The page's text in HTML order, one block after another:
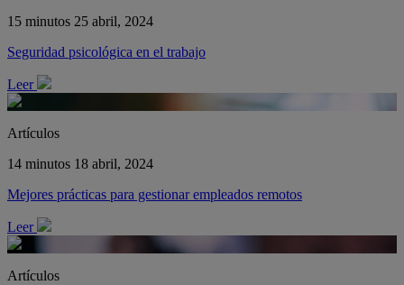
15 minutos 25 abril, 2024
Seguridad psicológica en el trabajo
Leer
Artículos
14 minutos 18 abril, 2024
Mejores prácticas para gestionar empleados remotos
Leer
Artículos